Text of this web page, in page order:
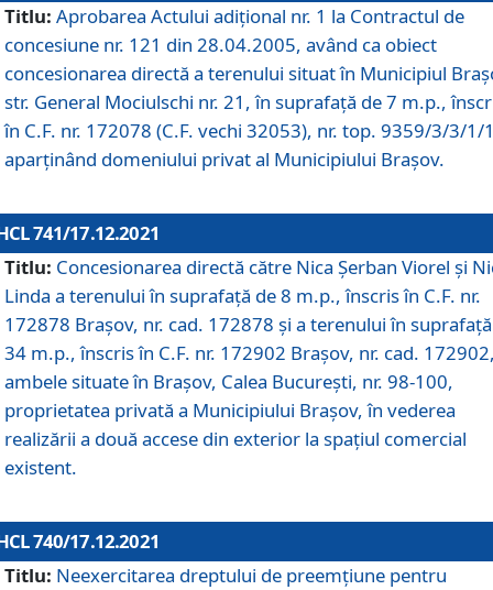
Titlu: Aprobarea Actului adiţional nr. 1 la Contractul de
concesiune nr. 121 din 28.04.2005, având ca obiect
concesionarea directă a terenului situat în Municipiul
str. General Mociulschi nr. 21, în suprafață de 7 m.p.,
în C.F. nr. 172078 (C.F. vechi 32053), nr. top. 9359/3/3/1/
aparținând domeniului privat al Municipiului Brașov.
741/17.12.2021
Titlu: Concesionarea directă către Nica Șerban Viorel și
Linda a terenului în suprafață de 8 m.p., înscris în C.F. nr.
172878 Brașov, nr. cad. 172878 și a terenului în
34 m.p., înscris în C.F. nr. 172902 Brașov, nr. cad.
ambele situate în Brașov, Calea București, nr. 98-100,
proprietatea privată a Municipiului Brașov, în vederea
realizării a două accese din exterior la spațiul comercial
existent.
740/17.12.2021
Titlu: Neexercitarea dreptului de preemţiune pentru